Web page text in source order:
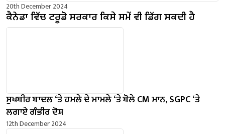
20th December 2024
ਕੈਨੇਡਾ ਵਿੱਚ ਟਰੂਡੋ ਸਰਕਾਰ ਕਿਸੇ ਸਮੇਂ ਵੀ ਡਿੱਗ ਸਕਦੀ ਹੈ
ਸੁਖਬੀਰ ਬਾਦਲ ‘ਤੇ ਹਮਲੇ ਦੇ ਮਾਮਲੇ ‘ਤੇ ਬੋਲੇ ​​CM ਮਾਨ, SGPC ‘ਤੇ
ਲਗਾਏ ਗੰਭੀਰ ਦੋਸ਼
12th December 2024